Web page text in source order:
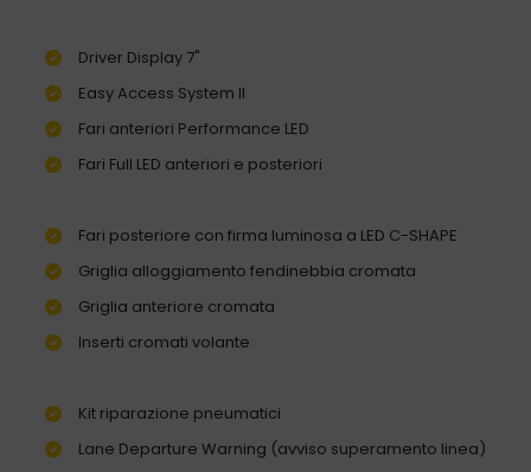
Driver Display 7"
Easy Access System II
Fari anteriori Performance LED
Fari Full LED anteriori e posteriori
Fari posteriore con firma luminosa a LED C-SHAPE
Griglia alloggiamento fendinebbia cromata
Griglia anteriore cromata
Inserti cromati volante
Kit riparazione pneumatici
Lane Departure Warning (avviso superamento linea)